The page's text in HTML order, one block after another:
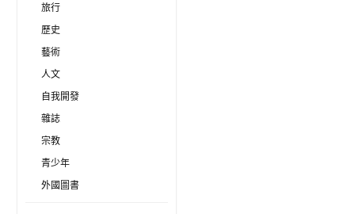
旅行
歷史
藝術
人文
自我開發
雜誌
宗教
青少年
外國圖書